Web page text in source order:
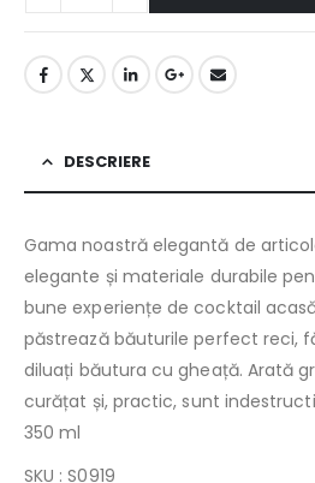
DESCRIERE
Gama noastră elegantă de
elegante și materiale durabile
bune experiențe de cocktail
păstrează băuturile perfect reci,
diluați băutura cu gheață. Arată
curățat și, practic, sunt
350 ml
SKU : S0919